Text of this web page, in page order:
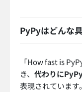
PyPyはどんな
「How fast is
き、 代わりに
表現されています。